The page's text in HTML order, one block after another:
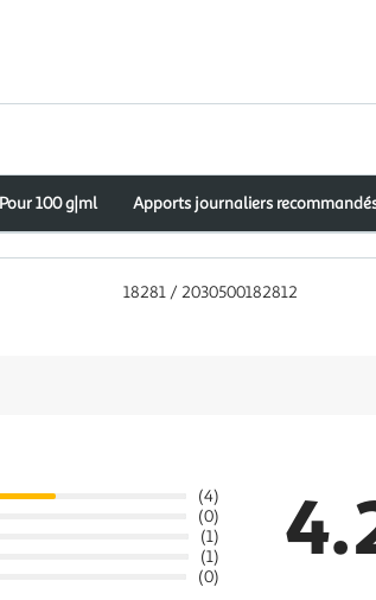
Pour 100 g|ml Apports journaliers
18281 / 2030500182812
(4)
(0)
(1)
(1)
(0)